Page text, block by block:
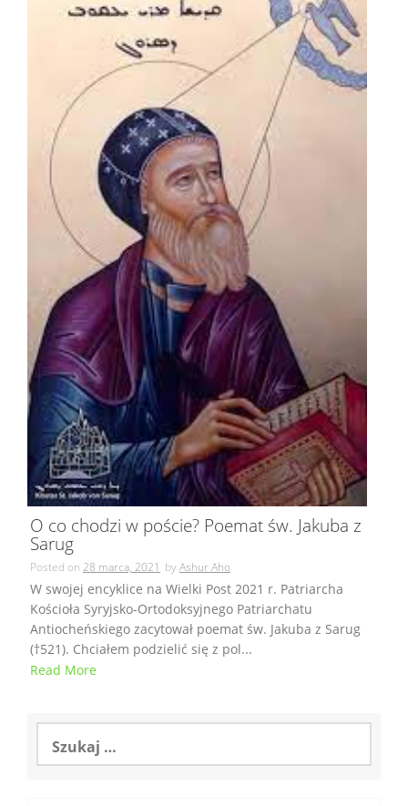
O co chodzi w poście? Poemat św. Jakuba z
Sarug
Posted on 28 marca, 2021 byAshur Aho
W swojej encyklice na Wielki Post 2021 r. Patriarcha
Kościoła Syryjsko-Ortodoksyjnego Patriarchatu
Antiocheńskiego zacytował poemat św. Jakuba z Sarug
(†︎521). Chciałem podzielić się z pol...
Read More
Szukaj: